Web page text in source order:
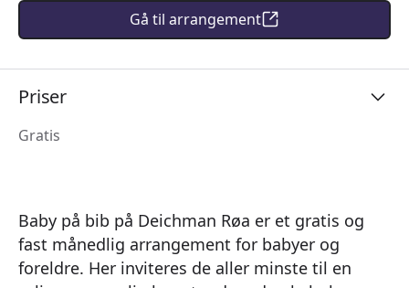
Gå til arrangement
Priser
Gratis
Baby på bib på Deichman Røa er et gratis og
fast månedlig arrangement for babyer og
foreldre. Her inviteres de aller minste til en